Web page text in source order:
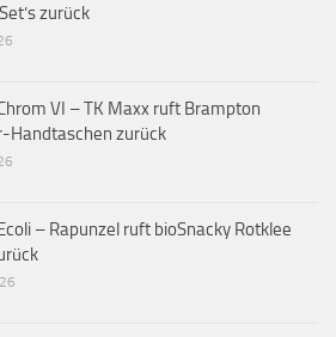
zurück
VI – TK Maxx ruft Brampton
Handtaschen zurück
– Rapunzel ruft bioSnacky Rotklee